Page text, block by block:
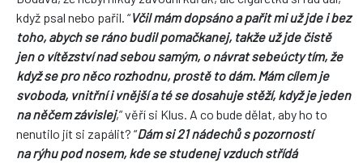
když psal nebo pařil. “Včil mám dopsáno a pařit mi už jde i bez
toho, abych se ráno budil pomačkanej, takže už jde čistě
jen o vítězství nad sebou samým, o návrat sebeúcty tím, že
když se pro něco rozhodnu, prostě to dám. Mám cílem je
svoboda, vnitřní i vnější a té se dosahuje stěží, když je jeden
na něčem závislej,” věří si Klus. A co bude dělat, aby ho to
nenutilo jít si zapálit? “Dám si 21 nádechů s pozorností
na rýhu pod nosem, kde se studenej vzduch střídá